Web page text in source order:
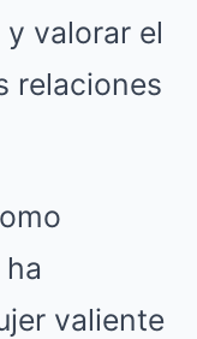
valorar el
relaciones
valiente